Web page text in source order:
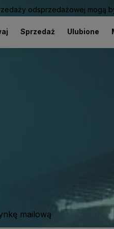
odsprzedażowej mogą
Sprzedaż Ulubione
mailową